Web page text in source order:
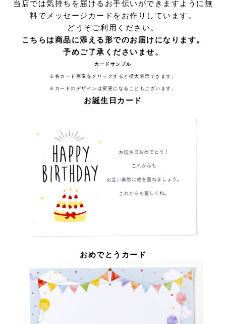
当店では気持ちを届けるお手伝いができますように無
料でメッセージカードをお作りしています。
どうぞご利用ください。
こちらは商品に添える形でのお届けになります。
予めご了承くださいませ。
カードサンプル
※各カード画像をクリックすると拡大表示できます。
※カードのデザインは変更になることもございます。
お誕生日カード
おめでとうカード